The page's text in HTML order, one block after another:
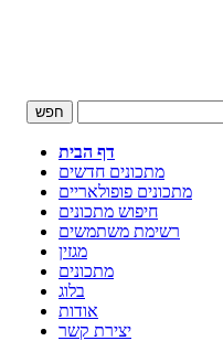
דף הבית
מתכונים חדשים
מתכונים פופולאריים
חיפוש מתכונים
רשימת משתמשים
מגזין
מתכונים
בלוג
אודות
יצירת קשר